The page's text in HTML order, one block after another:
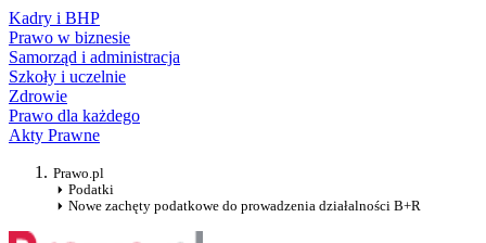
Kadry i BHP
Prawo w biznesie
Samorząd i administracja
Szkoły i uczelnie
Zdrowie
Prawo dla każdego
Akty Prawne
Prawo.pl
Podatki
Nowe zachęty podatkowe do prowadzenia działalności B+R